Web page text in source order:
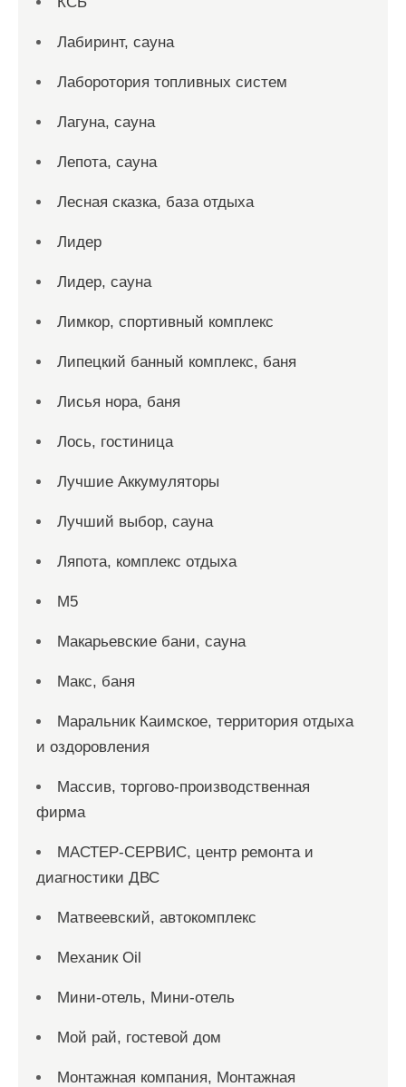
Лабиринт, сауна
Лаборотория топливных систем
Лагуна, сауна
Лепота, сауна
Лесная сказка, база отдыха
Лидер
Лидер, сауна
Лимкор, спортивный комплекс
Липецкий банный комплекс, баня
Лисья нора, баня
Лось, гостиница
Лучшие Аккумуляторы
Лучший выбор, сауна
Ляпота, комплекс отдыха
М5
Макарьевские бани, сауна
Макс, баня
Маральник Каимское, территория отдыха
и оздоровления
Массив, торгово-производственная
фирма
МАСТЕР-СЕРВИС, центр ремонта и
диагностики ДВС
Матвеевский, автокомплекс
Механик Oil
Мини-отель, Мини-отель
Мой рай, гостевой дом
Монтажная компания, Монтажная